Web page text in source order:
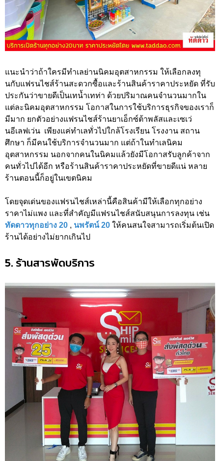
แนะนำว่าถ้าใครมีทำเลย่านนิคมอุตสาหกรรม ให้เลือกลงทุ
นกับแฟรนไชส์ร้านสะดวกซื้อและร้านสินค้าราคาประหยัด ที่รับ
ประกันว่าขายดีเป็นเทน้ำเทท่า ด้วยปริมาณคนจำนวนมากใน
แต่ละนิคมอุตสาหกรรม โอกาสในการใช้บริการธุรกิจของเราก็
มีมาก ยกตัวอย่างแฟรนไชส์ร้านยาเอ็กซ์ต้าพลัสและเซเว่
นอีเลฟเว่น เพียงแค่ทำเลทั่วไปใกล้โรงเรียน โรงงาน สถาน
ศึกษา ก็มีคนใช้บริการจำนวนมาก แต่ถ้าในทำเลนิคม
อุตสาหกรรม นอกจากคนในนิคมแล้วยังมีโอกาสรับลูกค้าจาก
คนทั่วไปได้อีก หรือร้านสินค้าราคาประหยัดที่ขายดีแน่ หลาย
ร้านตอนนี้ก็อยู่ในเขตนิคม
โดยจุดเด่นของแฟรนไชส์เหล่านี้คือสินค้ามีให้เลือกทุกอย่าง
ราคาไม่แพง และที่สำคัญมีแฟรนไชส์สนับสนุนการลงทุน เช่น
ทัดดาวทุกอย่าง 20 , นพรัตน์ 20 ให้คนสนใจสามารถเริ่มต้นเปิด
ร้านได้อย่างไม่ยากเกินไป
5. ร้านสารพัดบริการ